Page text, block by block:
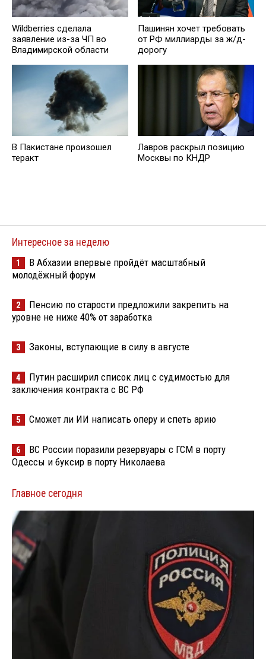
Wildberries cделала
заявление из-за ЧП во
Владимирской области
Пашинян хочет требовать
от РФ миллиарды за ж/д-
дорогу
В Пакистане произошел
теракт
Лавров раскрыл позицию
Москвы по КНДР
Интересное за неделю
1
В Абхазии впервые пройдёт масштабный
молодёжный форум
2
Пенсию по старости предложили закрепить на
уровне не ниже 40% от заработка
3 Законы, вступающие в силу в августе
4
Путин расширил список лиц с судимостью для
заключения контракта с ВС РФ
5 Сможет ли ИИ написать оперу и спеть арию
6
ВС России поразили резервуары с ГСМ в порту
Одессы и буксир в порту Николаева
Главное сегодня